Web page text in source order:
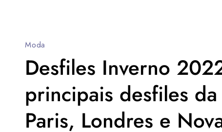
Moda
Desfiles Inverno
principais desfiles
Paris, Londres e